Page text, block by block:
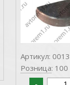
Артикул:
Розница: